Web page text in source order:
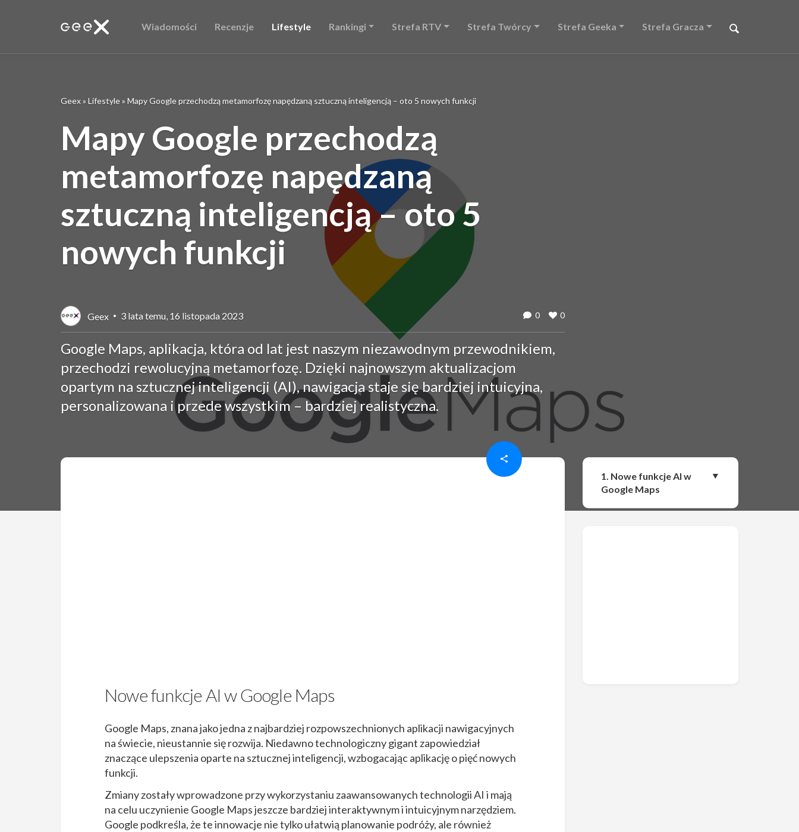
Wiadomości Recenzje Lifestyle Rankingi Strefa RTV Strefa Twórcy Strefa Geeka Strefa Gracza
Geex» Lifestyle» Mapy Google przechodzą metamorfozę napędzaną sztuczną inteligencją – oto 5 nowych funkcji
Mapy Google przechodzą
metamorfozę napędzaną
sztuczną inteligencją – oto 5
nowych funkcji
Geex 3 lata temu, 16 listopada 2023 0 0
Google Maps, aplikacja, która od lat jest naszym niezawodnym przewodnikiem,
przechodzi rewolucyjną metamorfozę. Dzięki najnowszym aktualizacjom
opartym na sztucznej inteligencji (AI), nawigacja staje się bardziej intuicyjna,
personalizowana i przede wszystkim – bardziej realistyczna.
Nowe funkcje AI w Google Maps
Google Maps, znana jako jedna z najbardziej rozpowszechnionych aplikacji nawigacyjnych
na świecie, nieustannie się rozwija. Niedawno technologiczny gigant zapowiedział
znaczące ulepszenia oparte na sztucznej inteligencji, wzbogacając aplikację o pięć nowych
funkcji.
Zmiany zostały wprowadzone przy wykorzystaniu zaawansowanych technologii AI i mają
na celu uczynienie Google Maps jeszcze bardziej interaktywnym i intuicyjnym narzędziem.
Google podkreśla, że te innowacje nie tylko ułatwią planowanie podróży, ale również
1. Nowe funkcje AI w
Google Maps